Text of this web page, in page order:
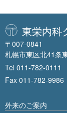
東栄内科
〒007-0841
札幌市東区北41条
Tel 011-782-0111
Fax 011-782-9986
外来のご案内